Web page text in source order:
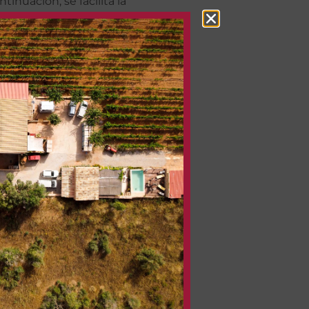
y/o solicitudes, así como de
legal.
legal.